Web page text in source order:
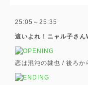
25:05～25:35
這いよれ！ニャル子さん
恋は混沌の隷也 / 後ろか